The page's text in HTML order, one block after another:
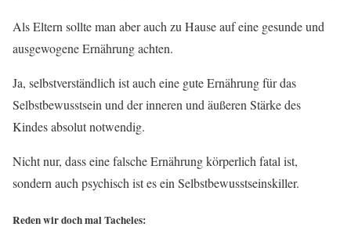
Als Eltern sollte man aber auch zu Hause auf eine gesunde und
ausgewogene Ernährung achten.
Ja, selbstverständlich ist auch eine gute Ernährung für das
Selbstbewusstsein und der inneren und äußeren Stärke des
Kindes absolut notwendig.
Nicht nur, dass eine falsche Ernährung körperlich fatal ist,
sondern auch psychisch ist es ein Selbstbewusstseinskiller.
Reden wir doch mal Tacheles: